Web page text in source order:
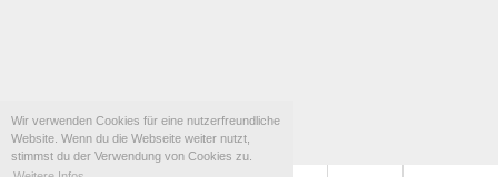
Wir verwenden Cookies für eine nutzerfreundliche
Website. Wenn du die Webseite weiter nutzt,
stimmst du der Verwendung von Cookies zu.